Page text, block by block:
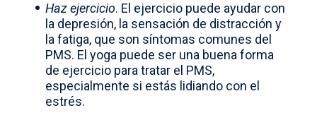
Haz ejercicio. El ejercicio puede ayudar con
la depresión, la sensación de distracción y
la fatiga, que son síntomas comunes del
PMS. El yoga puede ser una buena forma
de ejercicio para tratar el PMS,
especialmente si estás lidiando con el
estrés.